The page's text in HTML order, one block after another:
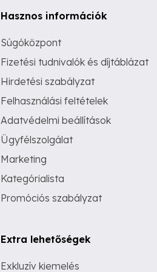
Hasznos információk
Súgóközpont
Fizetési tudnivalók és díjtáblázat
Hirdetési szabályzat
Felhasználási feltételek
Adatvédelmi beállítások
Ügyfélszolgálat
Marketing
Kategórialista
Promóciós szabályzat
Extra lehetőségek
Exkluzív kiemelés